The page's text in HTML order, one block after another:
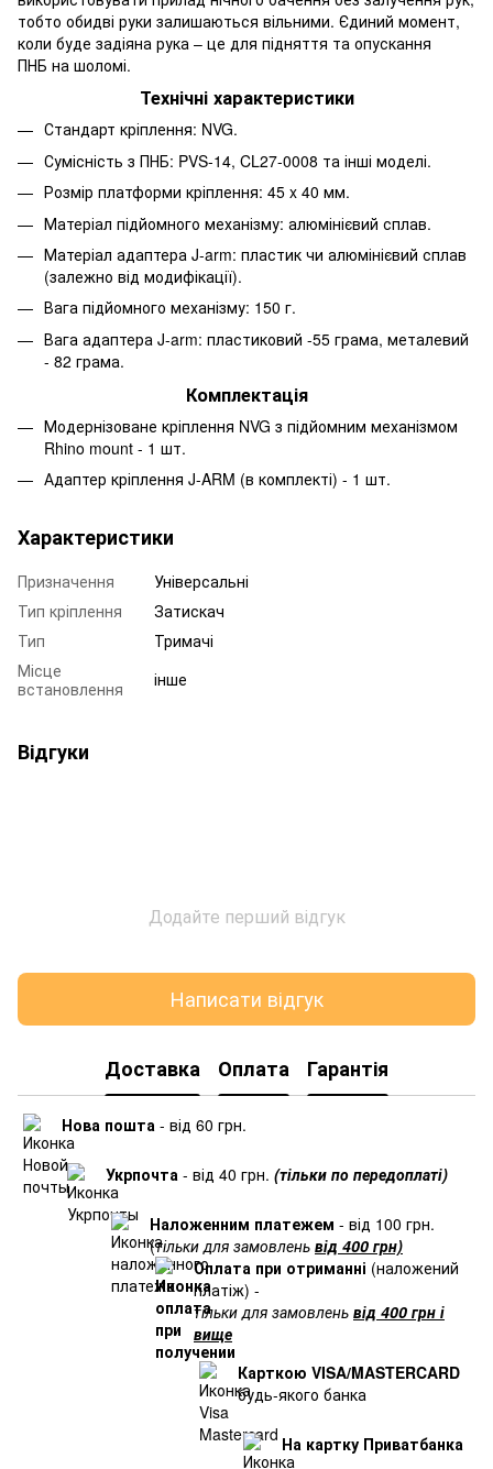
тобто обидві руки залишаються вільними. Єдиний момент,
коли буде задіяна рука – це для підняття та опускання
ПНБ на шоломі.
Технічні характеристики
Стандарт кріплення: NVG.
Сумісність з ПНБ: PVS-14, CL27-0008 та інші моделі.
Розмір платформи кріплення: 45 x 40 мм.
Матеріал підйомного механізму: алюмінієвий сплав.
Матеріал адаптера J-arm: пластик чи алюмінієвий сплав
(залежно від модифікації).
Вага підйомного механізму: 150 г.
Вага адаптера J-arm: пластиковий -55 грама, металевий
- 82 грама.
Комплектація
Модернізоване кріплення NVG з підйомним механізмом
Rhino mount - 1 шт.
Адаптер кріплення J-ARM (в комплекті) - 1 шт.
Характеристики
Призначення
Універсальні
Тип кріплення
Затискач
Тип
Тримачі
Місце
встановлення
інше
Відгуки
Додайте перший відгук
Написати відгук
Доставка Оплата Гарантія
Нова пошта - від 60 грн.
Укрпочта - від 40 грн. (тільки по передоплаті)
Наложенним платежем - від 100 грн.
(тільки для замовлень від 400 грн)
Оплата при отриманні (наложений
платіж) -
тільки для замовлень від 400 грн і
вище
Карткою VISA/MASTERCARD
будь-якого банка
На картку Приватбанка